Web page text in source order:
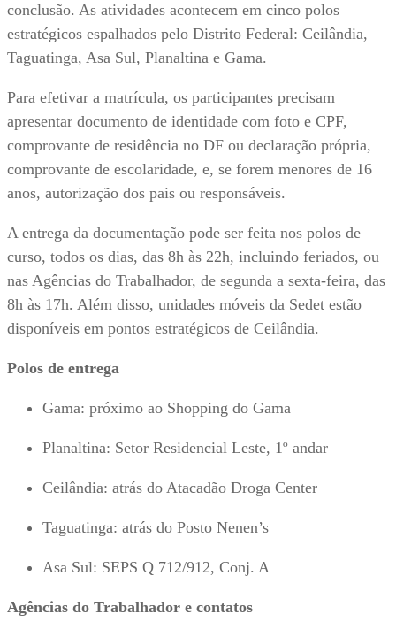
conclusão. As atividades acontecem em cinco polos
estratégicos espalhados pelo Distrito Federal: Ceilândia,
Taguatinga, Asa Sul, Planaltina e Gama.
Para efetivar a matrícula, os participantes precisam
apresentar documento de identidade com foto e CPF,
comprovante de residência no DF ou declaração própria,
comprovante de escolaridade, e, se forem menores de 16
anos, autorização dos pais ou responsáveis.
A entrega da documentação pode ser feita nos polos de
curso, todos os dias, das 8h às 22h, incluindo feriados, ou
nas Agências do Trabalhador, de segunda a sexta-feira, das
8h às 17h. Além disso, unidades móveis da Sedet estão
disponíveis em pontos estratégicos de Ceilândia.
Polos de entrega
Gama: próximo ao Shopping do Gama
Planaltina: Setor Residencial Leste, 1º andar
Ceilândia: atrás do Atacadão Droga Center
Taguatinga: atrás do Posto Nenen’s
Asa Sul: SEPS Q 712/912, Conj. A
Agências do Trabalhador e contatos